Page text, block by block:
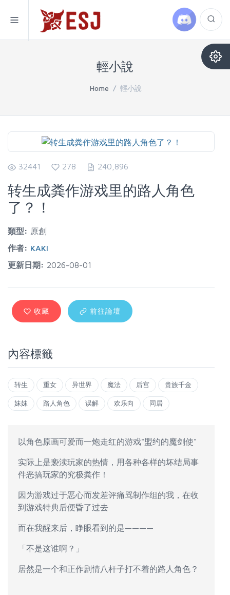
輕小說
Home / 輕小說
32441 278 240,896
转生成粪作游戏里的路人角色
了？！
類型: 原創
作者: KAKI
更新日期: 2026-08-01
收藏 前往論壇
內容標籤
转生 重女 异世界 魔法 后宫 贵族千金
妹妹 路人角色 误解 欢乐向 同居
以角色原画可爱而一炮走红的游戏"盟约的魔剑使"
实际上是亵渎玩家的热情，用各种各样的坏结局事
件恶搞玩家的究极粪作！
因为游戏过于恶心而发差评痛骂制作组的我，在收
到游戏特典后便昏了过去
而在我醒来后，睁眼看到的是————
「不是这谁啊？」
居然是一个和正作剧情八杆子打不着的路人角色？